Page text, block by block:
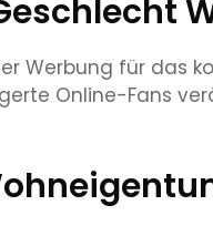
Werbung für das
Online-Fans